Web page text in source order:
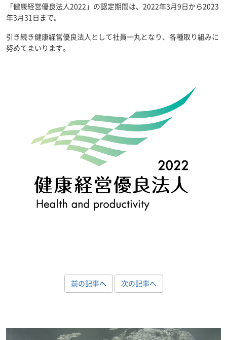
「健康経営優良法人2022」の認定期間は、2022年3月9日から2023
年3月31日まで。
引き続き健康経営優良法人として社員一丸となり、各種取り組みに
努めてまいります。
前の記事へ 次の記事へ